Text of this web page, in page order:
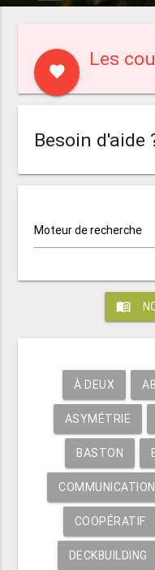
favorite
Les
Besoin d'aide
Moteur de recherche
menu_book
À DEUX
ASYMÉTRIE
BASTON
COOPÉRATIF
DECKBUILDING